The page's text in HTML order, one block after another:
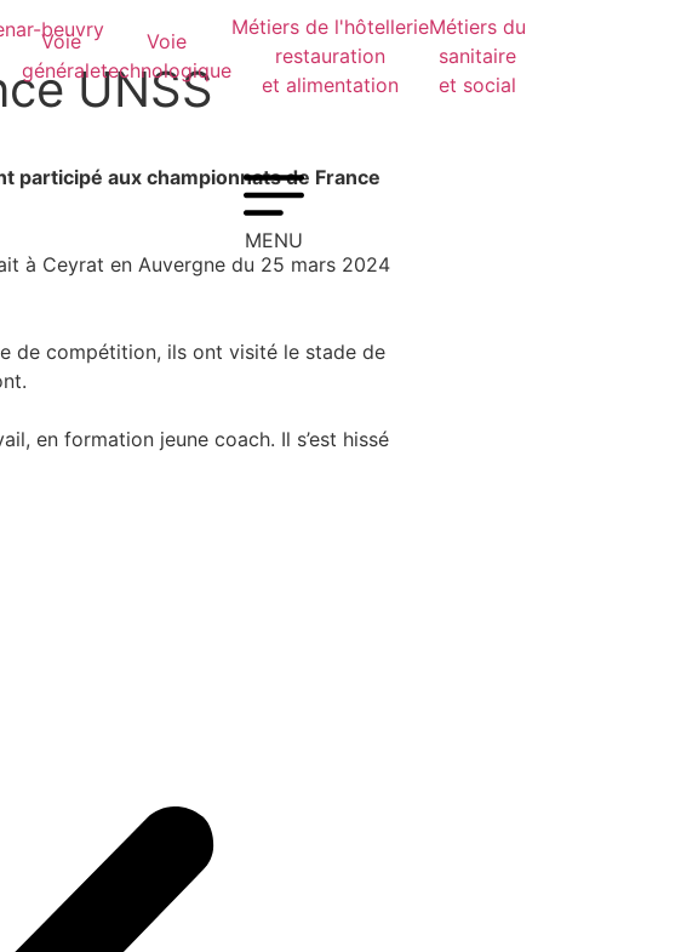
Voie
générale
Voie
technologique
Métiers de l'hôtellerie
restauration
et alimentation
Métiers du
sanitaire
et social
MENU
UNSS
participé aux championnats de France
à Ceyrat en Auvergne du 25 mars 2024
de compétition, ils ont visité le stade de
en formation jeune coach. Il s’est hissé